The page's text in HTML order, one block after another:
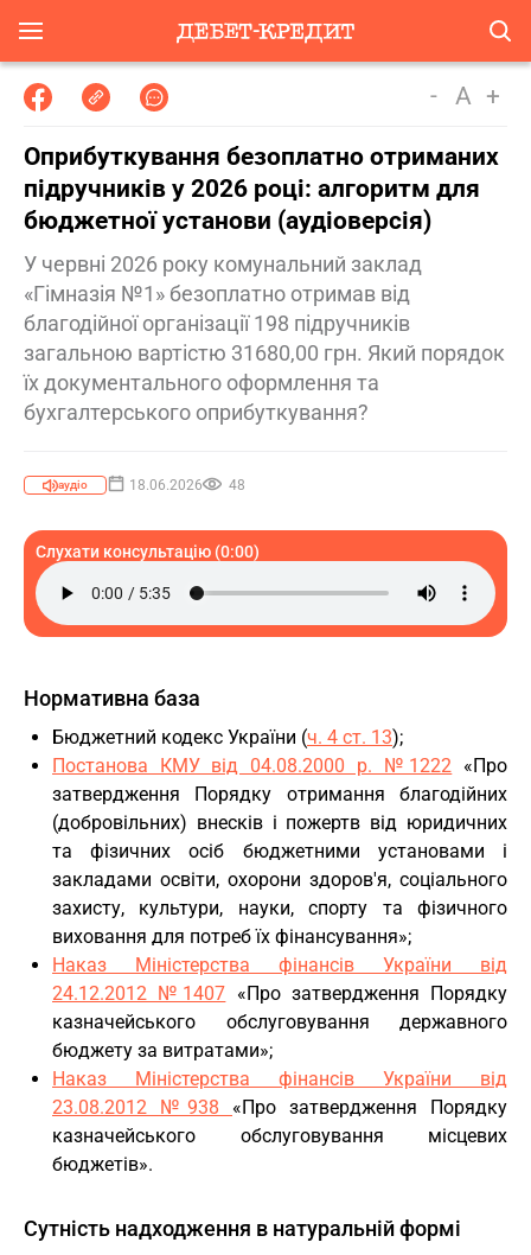
- A +
Оприбуткування безоплатно отриманих
підручників у 2026 році: алгоритм для
бюджетної установи (аудіоверсія)
У червні 2026 року комунальний заклад
«Гімназія №1» безоплатно отримав від
благодійної організації 198 підручників
загальною вартістю 31680,00 грн. Який порядок
їх документального оформлення та
бухгалтерського оприбуткування?
аудіо 18.06.2026 48
Слухати консультацію (0:00)
Нормативна база
Бюджетний кодекс України (ч. 4 ст. 13);
Постанова КМУ від 04.08.2000 р. №1222 «Про
затвердження Порядку отримання благодійних
(добровільних) внесків і пожертв від юридичних
та фізичних осіб бюджетними установами і
закладами освіти, охорони здоров'я, соціального
захисту, культури, науки, спорту та фізичного
виховання для потреб їх фінансування»;
Наказ Міністерства фінансів України від
24.12.2012 №1407 «Про затвердження Порядку
казначейського обслуговування державного
бюджету за витратами»;
Наказ Міністерства фінансів України від
23.08.2012 №938 «Про затвердження Порядку
казначейського обслуговування місцевих
бюджетів».
Сутність надходження в натуральній формі